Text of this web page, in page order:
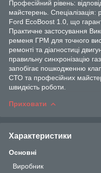
Професійний рівень:
майстерень.
Ford EcoBoost 1.0, що
Практичне застосування
ременя ГРМ для точного
ремонті та діагностиці
правильну синхронізацію
запобігає пошкодженню
СТО та професійних
швидкість роботи.
Приховати
Характеристики
Основні
Виробник